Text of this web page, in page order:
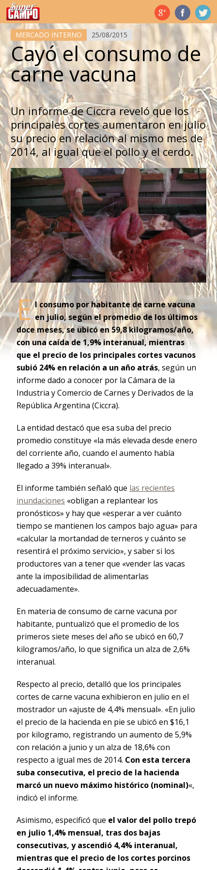
Temas de hoy
MERCADO INTERNO 25/08/2015
Cayó el consumo de
carne vacuna
Un informe de Ciccra reveló que los
principales cortes aumentaron en julio
su precio en relación al mismo mes de
2014, al igual que el pollo y el cerdo.
E l consumo por habitante de carne vacuna
en julio, según el promedio de los últimos
doce meses, se ubicó en 59,8 kilogramos/año,
con una caída de 1,9% interanual, mientras
que el precio de los principales cortes vacunos
subió 24% en relación a un año atrás, según un
informe dado a conocer por la Cámara de la
Industria y Comercio de Carnes y Derivados de la
República Argentina (Ciccra).
La entidad destacó que esa suba del precio
promedio constituye «la más elevada desde enero
del corriente año, cuando el aumento había
llegado a 39% interanual».
El informe también señaló que las recientes
inundaciones «obligan a replantear los
pronósticos» y hay que «esperar a ver cuánto
tiempo se mantienen los campos bajo agua» para
«calcular la mortandad de terneros y cuánto se
resentirá el próximo servicio», y saber si los
productores van a tener que «vender las vacas
ante la imposibilidad de alimentarlas
adecuadamente».
En materia de consumo de carne vacuna por
habitante, puntualizó que el promedio de los
primeros siete meses del año se ubicó en 60,7
kilogramos/año, lo que significa un alza de 2,6%
interanual.
Respecto al precio, detalló que los principales
cortes de carne vacuna exhibieron en julio en el
mostrador un «ajuste de 4,4% mensual». «En julio
el precio de la hacienda en pie se ubicó en $16,1
por kilogramo, registrando un aumento de 5,9%
con relación a junio y un alza de 18,6% con
respecto a igual mes de 2014. Con esta tercera
suba consecutiva, el precio de la hacienda
marcó un nuevo máximo histórico (nominal)«,
indicó el informe.
Asimismo, especificó que el valor del pollo trepó
en julio 1,4% mensual, tras dos bajas
consecutivas, y ascendió 4,4% interanual,
mientras que el precio de los cortes porcinos